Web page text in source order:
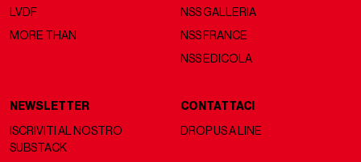
LVDF
MORE THAN
NSS GALLERIA
NSS FRANCE
NSS EDICOLA
NEWSLETTER
ISCRIVITI AL NOSTRO
SUBSTACK
CONTATTACI
DROP US A LINE